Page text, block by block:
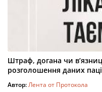
Штраф, догана чи
розголошення даних
Автор:Лента от Протокола